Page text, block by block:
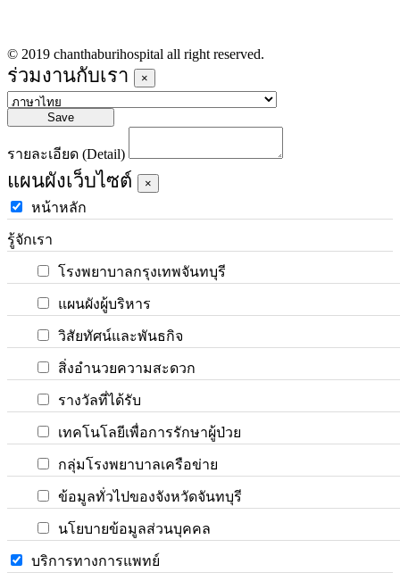
© 2019 chanthaburihospital all right reserved.
ร่วมงานกับเรา ×
Save
รายละเอียด (Detail)
แผนผังเว็บไซต์ ×
หน้าหลัก
รู้จักเรา
โรงพยาบาลกรุงเทพจันทบุรี
แผนผังผู้บริหาร
วิสัยทัศน์และพันธกิจ
สิ่งอำนวยความสะดวก
รางวัลที่ได้รับ
เทคโนโลยีเพื่อการรักษาผู้ป่วย
กลุ่มโรงพยาบาลเครือข่าย
ข้อมูลทั่วไปของจังหวัดจันทบุรี
นโยบายข้อมูลส่วนบุคคล
บริการทางการแพทย์